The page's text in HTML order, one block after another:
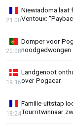
Niewiadoma laat
Ventoux:
21:00
Domper voor
noodgedwongen
20:08
Landgenoot
over Pogacar
19:16
Familie-uitstap
Tourritwinnaar
18:24